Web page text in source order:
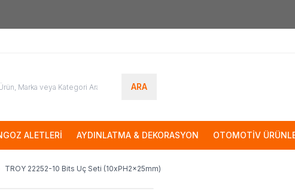
ARA
ALETLERİ AYDINLATMA & DEKORASYON OTOMOTİV
TROY 22252-10 Bits Uç Seti (10xPH2x25mm)